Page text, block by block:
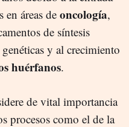
en áreas deoncología,
de síntesis
y al crecimiento
huérfanos.
de vital importancia
procesos como el de la